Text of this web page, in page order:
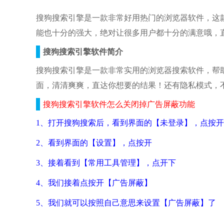
搜狗搜索引擎是一款非常好用热门的浏览器软件，
能也十分的强大，绝对让很多用户都十分的满意哦
搜狗搜索引擎软件简介
搜狗搜索引擎是一款非常实用的浏览器搜索软件，
面，清清爽爽，直达你想要的结果！还有隐私模式
搜狗搜索引擎软件怎么关闭掉广告屏蔽功能
1、打开搜狗搜索后，看到界面的【未登录】，点按开
2、看到界面的【设置】，点按开
3、接着看到【常用工具管理】，点开下
4、我们接着点按开【广告屏蔽】
5、我们就可以按照自己意思来设置【广告屏蔽】了